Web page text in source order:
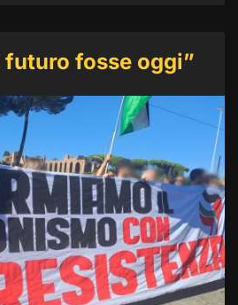
futuro fosse oggi”